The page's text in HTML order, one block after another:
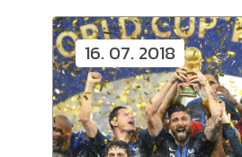
16. 07. 2018